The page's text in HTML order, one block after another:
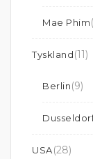
Mae Phim
Tyskland(11)
Berlin(9)
USA(28)